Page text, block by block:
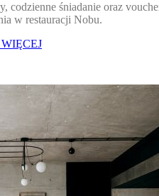
codzienne śniadanie oraz
w restauracji Nobu.